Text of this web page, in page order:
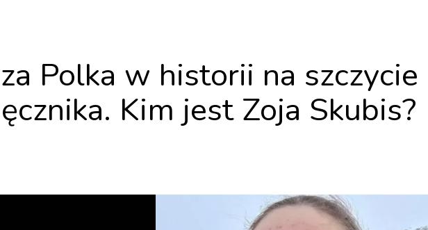
Polka w historii na szczycie
Kim jest Zoja Skubis?